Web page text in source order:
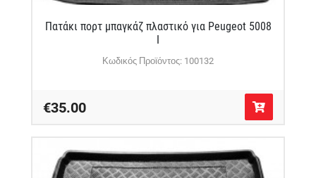
Πατάκι πορτ μπαγκάζ πλαστικό για Peugeot 5008
I
Κωδικός Προϊόντος: 100132
€35.00